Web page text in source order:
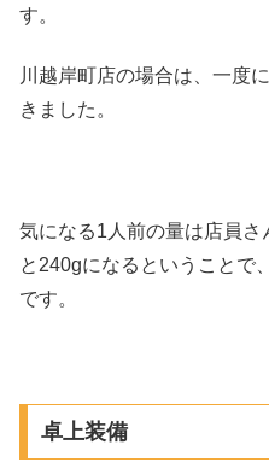
す。
川越岸町店の場合は、一度に
きました。
気になる1人前の量は店員
と240gになるということで
です。
卓上装備